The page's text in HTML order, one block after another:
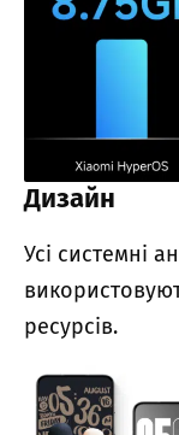
Дизайн
Усі системні
ресурсів.